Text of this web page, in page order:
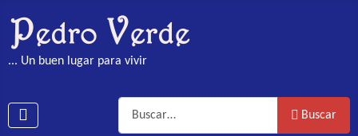
... Un buen lugar para vivir
Buscar
Buscar